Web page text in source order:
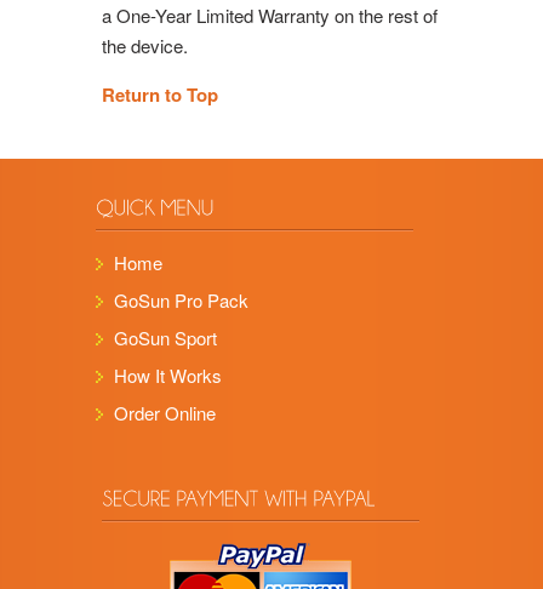
a One-Year Limited Warranty on the rest of
the device.
Return to Top
Home
GoSun Pro Pack
GoSun Sport
How It Works
Order Online